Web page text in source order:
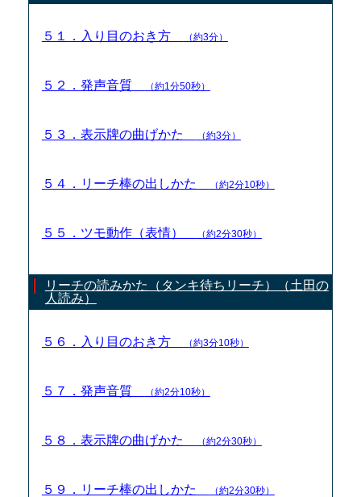
５１．入り目のおき方 （約3分）
５２．発声音質 （約1分50秒）
５３．表示牌の曲げかた （約3分）
５４．リーチ棒の出しかた （約2分10秒）
５５．ツモ動作（表情） （約2分30秒）
リーチの読みかた（タンキ待ちリーチ）（土田の
人読み）
５６．入り目のおき方 （約3分10秒）
５７．発声音質 （約2分10秒）
５８．表示牌の曲げかた （約2分30秒）
５９．リーチ棒の出しかた （約2分30秒）